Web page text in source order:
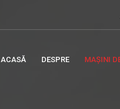
ACASĂ DESPRE MAȘINI